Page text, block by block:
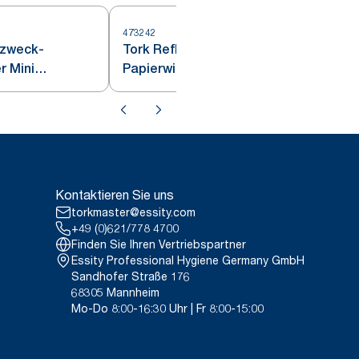
Mini
M1
473242
Tork Reflex™ Mehrzweck-
Papierwischtücher Weiß M4
Kontaktieren Sie uns
torkmaster@essity.com
+49 (0)621/778 4700
Finden Sie Ihren Vertriebspartner
Essity Professional Hygiene Germany GmbH
Sandhofer Straße 176
68305 Mannheim
Mo-Do 8:00-16:30 Uhr | Fr 8:00-15:00